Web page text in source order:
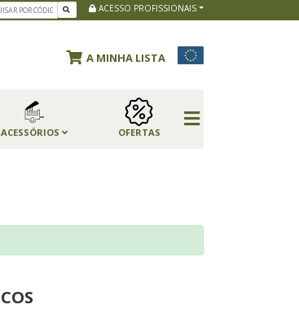
ACESSO PROFISSIONAIS
A MINHA LISTA
ACESSÓRIOS OFERTAS